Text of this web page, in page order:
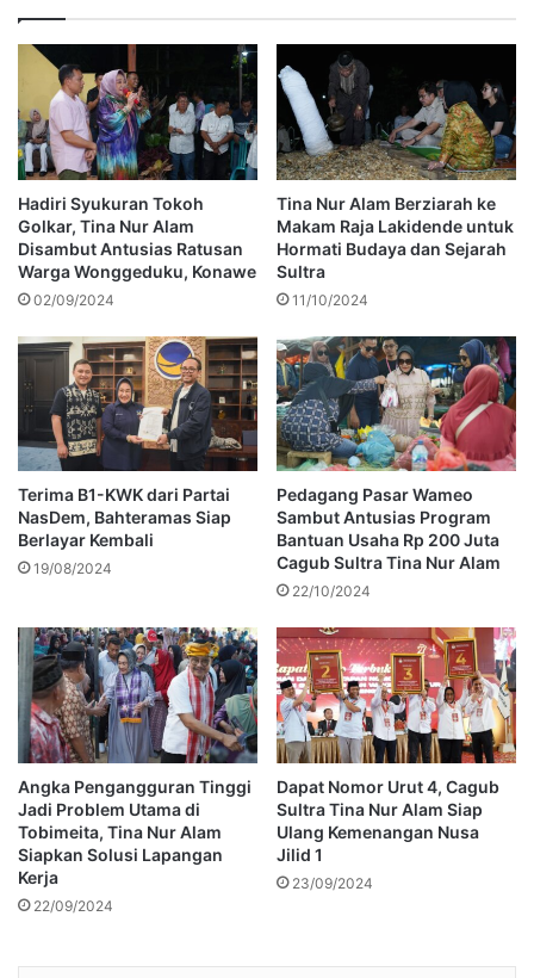
Hadiri Syukuran Tokoh
Golkar, Tina Nur Alam
Disambut Antusias Ratusan
Warga Wonggeduku, Konawe
02/09/2024
Tina Nur Alam Berziarah ke
Makam Raja Lakidende untuk
Hormati Budaya dan Sejarah
Sultra
11/10/2024
Terima B1-KWK dari Partai
NasDem, Bahteramas Siap
Berlayar Kembali
19/08/2024
Pedagang Pasar Wameo
Sambut Antusias Program
Bantuan Usaha Rp 200 Juta
Cagub Sultra Tina Nur Alam
22/10/2024
Angka Pengangguran Tinggi
Jadi Problem Utama di
Tobimeita, Tina Nur Alam
Siapkan Solusi Lapangan
Kerja
22/09/2024
Dapat Nomor Urut 4, Cagub
Sultra Tina Nur Alam Siap
Ulang Kemenangan Nusa
Jilid 1
23/09/2024